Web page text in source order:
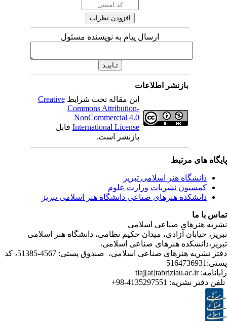
ارسال پیام به نویسنده مسئول
بازنشر اطلاعات
این مقاله تحت شرایطCreative
Commons Attribution-
NonCommercial 4.0
International Licenseقابل
بازنشر است.
مرتبط
هنر اسلامی تبریز
نشریات وزارت علوم
هنرهای صناعی دانشگاه هنر اسلامی تبریز
صناعی اسلامی
آزادی، میدان حکیم نظامی، دانشگاه هنر اسلامی
هنرهای صناعی اسلامی،
دفتر نشریه هنرهای صناعی اسلامی، صندوق پستی: 4567-51385، کد
نشریه:4135297551-98+